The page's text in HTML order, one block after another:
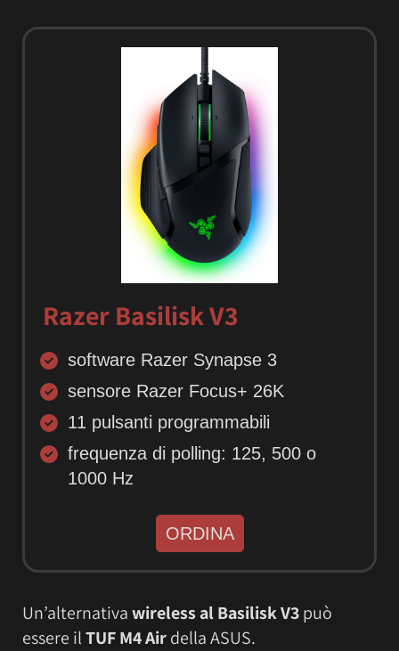
Razer Basilisk V3
software Razer Synapse 3
sensore Razer Focus+ 26K
11 pulsanti programmabili
frequenza di polling: 125, 500 o
1000 Hz
ORDINA
Un’alternativawireless al Basilisk V3può
essere ilTUF M4 Airdella ASUS.